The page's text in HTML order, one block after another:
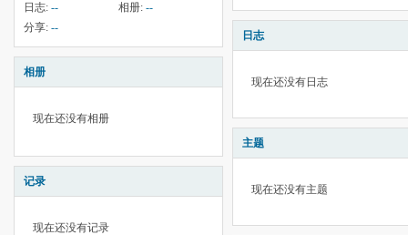
日志: -- 相册: --
分享: --
相册
现在还没有相册
记录
现在还没有记录
日志
现在还没有日志
主题
现在还没有主题